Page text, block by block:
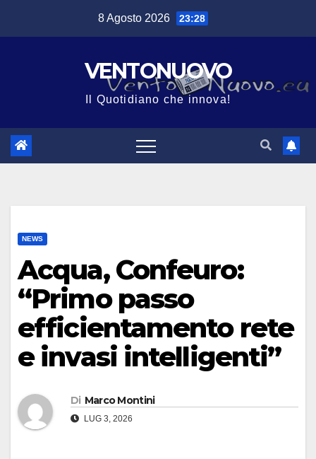
8 Agosto 2026 23:28
VENTONUOVO
Il Quotidiano che innova!
NEWS
Acqua, Confeuro:
“Primo passo
efficientamento rete
e invasi intelligenti”
Di Marco Montini
LUG 3, 2026